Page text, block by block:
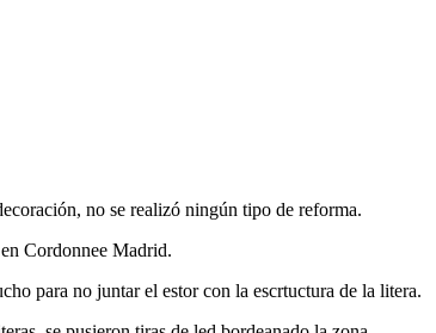
no se realizó ningún tipo de reforma.
Cordonnee Madrid.
para no juntar el estor con la escrtuctura de la litera.